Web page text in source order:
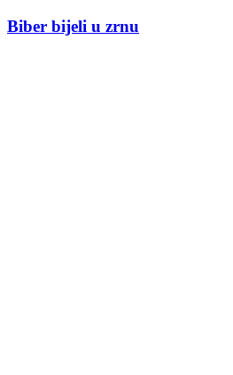
Biber bijeli u zrnu